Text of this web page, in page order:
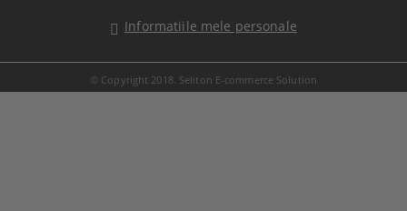
Informatiile mele personale
© Copyright 2018. Seliton E-commerce Solution